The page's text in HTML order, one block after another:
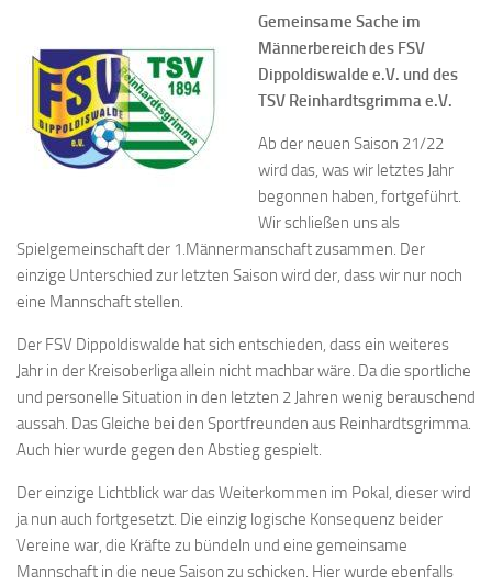
Gemeinsame Sache im
Männerbereich des FSV
Dippoldiswalde e.V. und des
TSV Reinhardtsgrimma e.V.
Ab der neuen Saison 21/22
wird das, was wir letztes Jahr
begonnen haben, fortgeführt.
Wir schließen uns als
Spielgemeinschaft der 1.Männermanschaft zusammen. Der
einzige Unterschied zur letzten Saison wird der, dass wir nur noch
eine Mannschaft stellen.
Der FSV Dippoldiswalde hat sich entschieden, dass ein weiteres
Jahr in der Kreisoberliga allein nicht machbar wäre. Da die sportliche
und personelle Situation in den letzten 2 Jahren wenig berauschend
aussah. Das Gleiche bei den Sportfreunden aus Reinhardtsgrimma.
Auch hier wurde gegen den Abstieg gespielt.
Der einzige Lichtblick war das Weiterkommen im Pokal, dieser wird
ja nun auch fortgesetzt. Die einzig logische Konsequenz beider
Vereine war, die Kräfte zu bündeln und eine gemeinsame
Mannschaft in die neue Saison zu schicken. Hier wurde ebenfalls